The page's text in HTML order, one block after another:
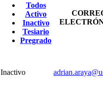
Todos
Activo
Inactivo
Tesiario
Pregrado
Inactivo